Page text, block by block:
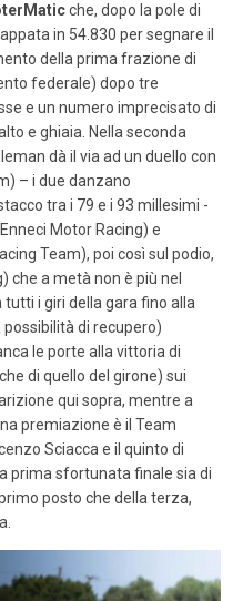
che, dopo la pole di
in 54.830 per segnare il
della prima frazione di
federale) dopo tre
e un numero imprecisato di
e ghiaia. Nella seconda
dà il via ad un duello con
– i due danzano
tra i 79 e i 93 millesimi -
Motor Racing) e
Team), poi così sul podio,
che a metà non è più nel
i giri della gara fino alla
di recupero)
le porte alla vittoria di
di quello del girone) sui
qui sopra, mentre a
premiazione è il Team
Sciacca e il quinto di
prima sfortunata finale sia di
posto che della terza,